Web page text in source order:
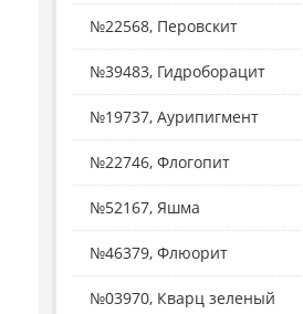
№22568, Перовскит
№39483, Гидроборацит
№19737, Аурипигмент
№22746, Флогопит
№52167, Яшма
№46379, Флюорит
№03970, Кварц зеленый